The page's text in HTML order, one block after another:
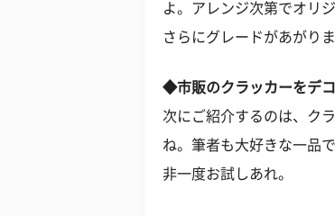
よ。アレンジ次第でオリ
さらにグレードがあがりま
◆市販のクラッカーをデ
次にご紹介するのは、ク
ね。筆者も大好きな一品
非一度お試しあれ。